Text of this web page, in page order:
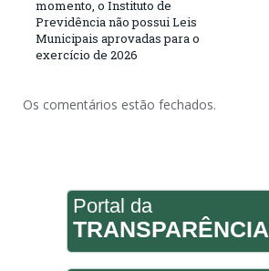
momento, o Instituto de
Previdência não possui Leis
Municipais aprovadas para o
exercício de 2026
Os comentários estão fechados.
Portal da
TRANSPARÊNCIA